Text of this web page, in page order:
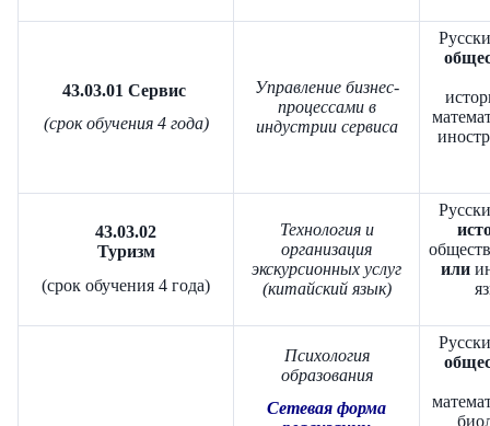
43.03.01 Сервис
(срок обучения 4 года)
Управление бизнес-
процессами в
индустрии сервиса
43.03.02
Туризм
(срок обучения 4 года)
Технология и
организация
экскурсионных услуг
(китайский язык)
или
Психология
образования
Сетевая форма